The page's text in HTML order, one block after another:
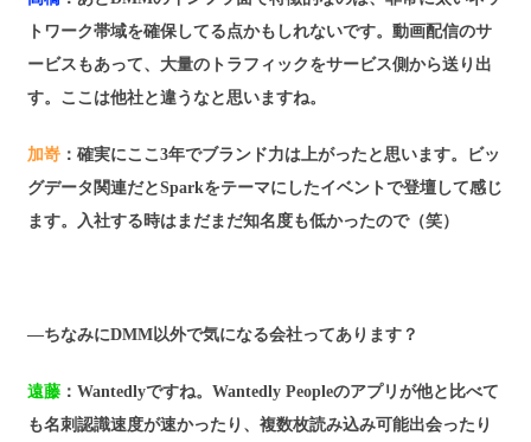
トワーク帯域を確保してる点かもしれないです。動画配信のサ
ービスもあって、大量のトラフィックをサービス側から送り出
す。ここは他社と違うなと思いますね。
加嵜 ：確実にここ3年でブランド力は上がったと思います。ビッ
グデータ関連だとSparkをテーマにしたイベントで登壇して感じ
ます。入社する時はまだまだ知名度も低かったので（笑）
―ちなみにDMM以外で気になる会社ってあります？
遠藤 ：Wantedlyですね。Wantedly Peopleのアプリが他と比べて
も名刺認識速度が速かったり、複数枚読み込み可能出会ったり